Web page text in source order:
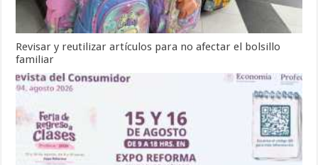
Revisar y reutilizar artículos para no afectar el bolsillo
familiar